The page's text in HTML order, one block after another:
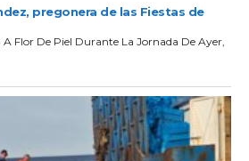
pregonera de las Fiestas de
Flor De Piel Durante La Jornada De Ayer,